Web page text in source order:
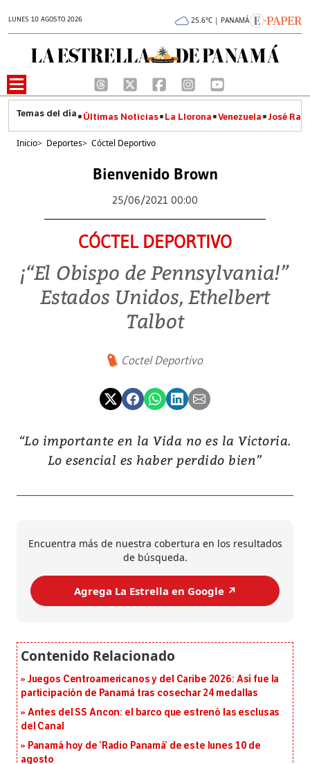
LUNES 10 AGOSTO 2026 25.6°C | PANAMÁ
Últimas Noticias La Llorona Venezuela José
Inicio> Deportes> Cóctel Deportivo
Bienvenido Brown
25/06/2021 00:00
CÓCTEL DEPORTIVO
¡“El Obispo de Pennsylvania!”
Estados Unidos, Ethelbert
Talbot
Coctel Deportivo
“Lo importante en la Vida no es la Victoria.
Lo esencial es haber perdido bien”
Encuentra más de nuestra cobertura en los resultados
de búsqueda.
Agrega La Estrella en Google ↗️
Juegos Centroamericanos y del Caribe 2026: Así fue la
participación de Panamá tras cosechar 24 medallas
Antes del SS Ancon: el barco que estrenó las esclusas
del Canal
Panamá hoy de ‘Radio Panamá’ de este lunes 10 de
agosto